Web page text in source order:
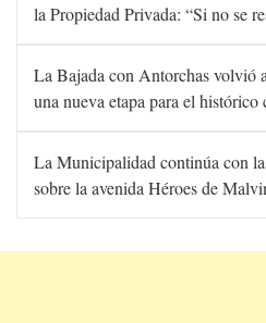
la Propiedad Privada: “Si no se
La Bajada con Antorchas volvió
una nueva etapa para el histórico
La Municipalidad continúa con
sobre la avenida Héroes de